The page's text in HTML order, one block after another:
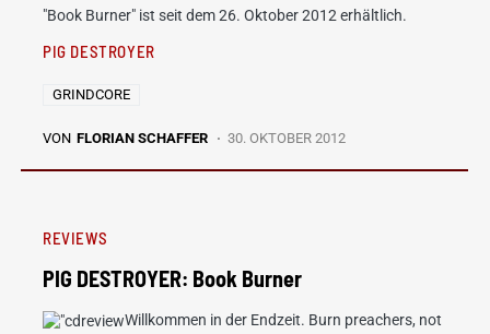
"Book Burner" ist seit dem 26. Oktober 2012 erhältlich.
PIG DESTROYER
GRINDCORE
VON FLORIAN SCHAFFER 30. OKTOBER 2012
REVIEWS
PIG DESTROYER: Book Burner
Willkommen in der Endzeit. Burn preachers, not